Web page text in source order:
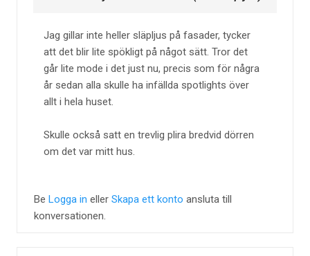
Jag gillar inte heller släpljus på fasader, tycker
att det blir lite spökligt på något sätt. Tror det
går lite mode i det just nu, precis som för några
år sedan alla skulle ha infällda spotlights över
allt i hela huset.
Skulle också satt en trevlig plira bredvid dörren
om det var mitt hus.
Be Logga in eller Skapa ett konto ansluta till
konversationen.